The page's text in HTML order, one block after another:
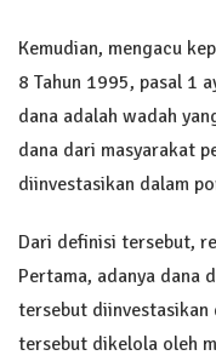
Kemudian, mengacu
8 Tahun 1995, pasal 1
dana adalah wadah
dana dari masyarakat
diinvestasikan dalam
Dari definisi tersebut,
Pertama, adanya dana
tersebut
tersebut dikelola oleh